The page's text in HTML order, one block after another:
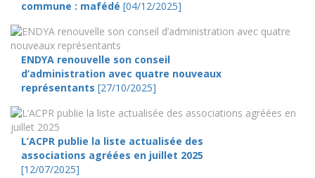
commune : mafédé [04/12/2025]
ENDYA renouvelle son conseil
d’administration avec quatre nouveaux
représentants [27/10/2025]
L’ACPR publie la liste actualisée des
associations agréées en juillet 2025
[12/07/2025]